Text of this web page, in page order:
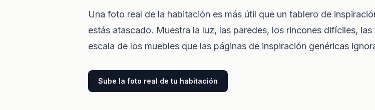
Una foto real de la habitación es más útil que un tablero de
estás atascado. Muestra la luz, las paredes, los rincones difíciles,
escala de los muebles que las páginas de inspiración genéricas
Sube la foto real de tu habitación